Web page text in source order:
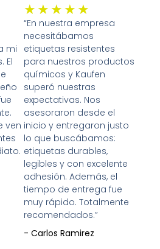
mi
El
ven
★ ★ ★ ★ ★
con
5
de
5
“En nuestra empresa
necesitábamos
etiquetas resistentes
para nuestros productos
químicos y Kaufen
superó nuestras
expectativas. Nos
asesoraron desde el
inicio y entregaron justo
lo que buscábamos:
etiquetas durables,
legibles y con excelente
adhesión. Además, el
tiempo de entrega fue
muy rápido. Totalmente
recomendados.”
- Carlos Ramirez